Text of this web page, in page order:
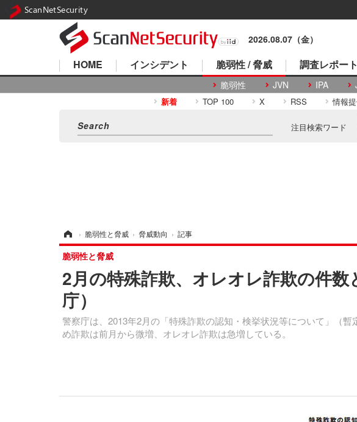
2026.08.07（金）
HOME インシデント 脆弱性 / 脅威
脆弱性 JVN IPA
調査レポー
新着 TOP 100 X RSS 情報
注目検索ワード
› 脆弱性と脅威 › 脅威動向 › 記事
2月の特殊詐欺、オレオレ詐欺の件
庁）
警察庁は、2013年2月の「特殊詐欺の認知・検挙状況等について」（
め詐欺は前月から微増、オレオレ詐欺は急増している。
脆弱性と脅威
ScanNetSecurity